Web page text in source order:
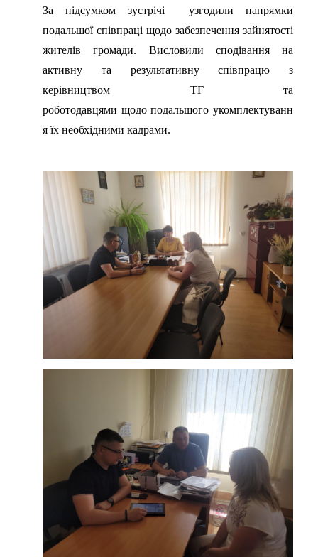
За підсумком зустрічі узгодили напрямки
подальшої співпраці щодо забезпечення зайнятості
жителів громади. Висловили сподівання на
активну та результативну співпрацю з
керівництвом ТГ та
роботодавцями щодо подальшого укомплектуванн
я їх необхідними кадрами.